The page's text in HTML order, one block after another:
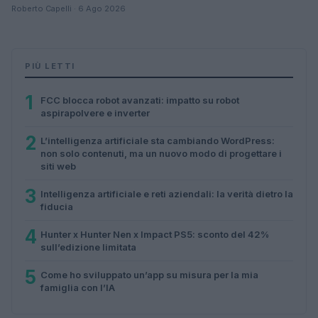
Roberto Capelli · 6 Ago 2026
PIÙ LETTI
1
FCC blocca robot avanzati: impatto su robot
aspirapolvere e inverter
2 L’intelligenza artificiale sta cambiando WordPress:
non solo contenuti, ma un nuovo modo di progettare i
siti web
3 Intelligenza artificiale e reti aziendali: la verità dietro la
fiducia
4 Hunter x Hunter Nen x Impact PS5: sconto del 42%
sull’edizione limitata
5 Come ho sviluppato un’app su misura per la mia
famiglia con l’IA